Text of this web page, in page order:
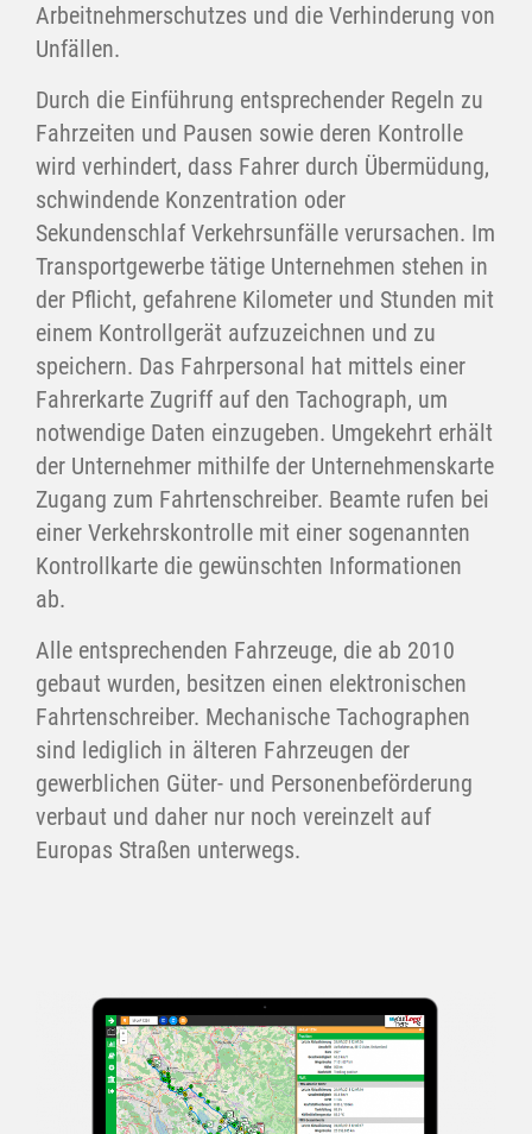
Arbeitnehmerschutzes und die Verhinderung von
Unfällen.
Durch die Einführung entsprechender Regeln zu
Fahrzeiten und Pausen sowie deren Kontrolle
wird verhindert, dass Fahrer durch Übermüdung,
schwindende Konzentration oder
Sekundenschlaf Verkehrsunfälle verursachen. Im
Transportgewerbe tätige Unternehmen stehen in
der Pflicht, gefahrene Kilometer und Stunden mit
einem Kontrollgerät aufzuzeichnen und zu
speichern. Das Fahrpersonal hat mittels einer
Fahrerkarte Zugriff auf den Tachograph, um
notwendige Daten einzugeben. Umgekehrt erhält
der Unternehmer mithilfe der Unternehmenskarte
Zugang zum Fahrtenschreiber. Beamte rufen bei
einer Verkehrskontrolle mit einer sogenannten
Kontrollkarte die gewünschten Informationen
ab.
Alle entsprechenden Fahrzeuge, die ab 2010
gebaut wurden, besitzen einen elektronischen
Fahrtenschreiber. Mechanische Tachographen
sind lediglich in älteren Fahrzeugen der
gewerblichen Güter- und Personenbeförderung
verbaut und daher nur noch vereinzelt auf
Europas Straßen unterwegs.